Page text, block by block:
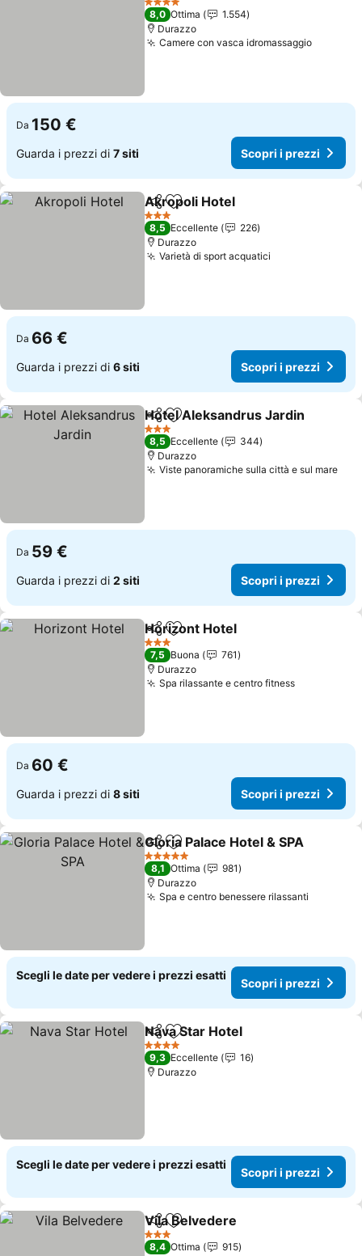
4 Stelle
8,0 Ottima
1.554
Durazzo
Camere con vasca idromassaggio
Da 150 €
Guarda i prezzi di 7 siti Scopri i prezzi
CondividiAggiungi ai preferiti
Akropoli Hotel
3 Stelle
8,5 Eccellente
226
Durazzo
Varietà di sport acquatici
Da 66 €
Guarda i prezzi di 6 siti Scopri i prezzi
CondividiAggiungi ai preferiti
Hotel Aleksandrus Jardin
3 Stelle
8,5 Eccellente
344
Durazzo
Viste panoramiche sulla città e sul mare
Da 59 €
Guarda i prezzi di 2 siti Scopri i prezzi
CondividiAggiungi ai preferiti
Horizont Hotel
3 Stelle
7,5 Buona
761
Durazzo
Spa rilassante e centro fitness
Da 60 €
Guarda i prezzi di 8 siti Scopri i prezzi
CondividiAggiungi ai preferiti
Gloria Palace Hotel & SPA
5 Stelle
8,1 Ottima
981
Durazzo
Spa e centro benessere rilassanti
Scegli le date per vedere i prezzi esatti
Scopri i prezzi
CondividiAggiungi ai preferiti
Nava Star Hotel
4 Stelle
9,3 Eccellente
16
Durazzo
Scegli le date per vedere i prezzi esatti
Scopri i prezzi
CondividiAggiungi ai preferiti
Vila Belvedere
3 Stelle
8,4 Ottima
915